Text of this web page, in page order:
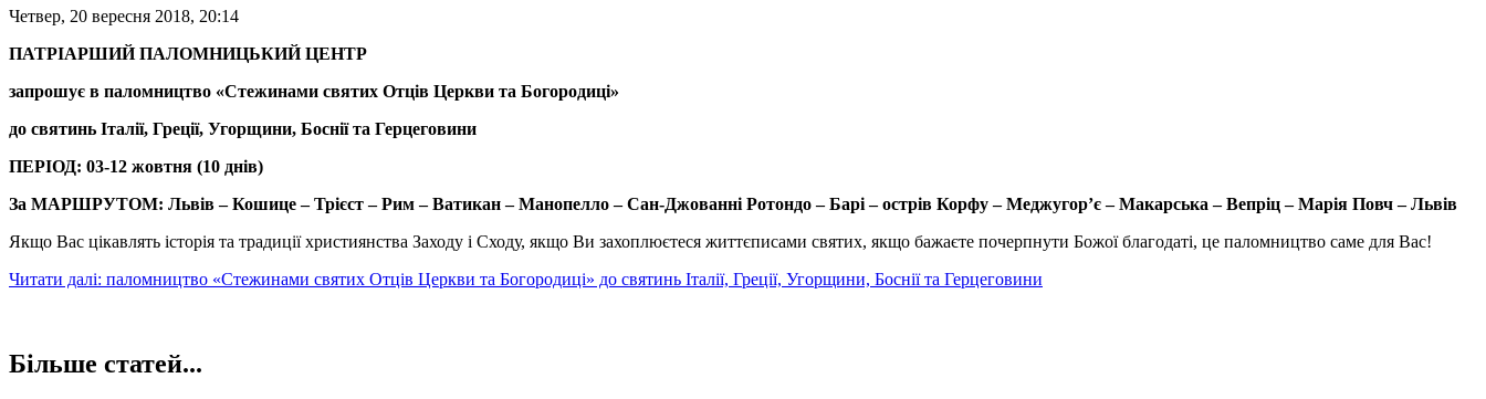
Четвер, 20 вересня 2018, 20:14
ПАТРІАРШИЙ ПАЛОМНИЦЬКИЙ ЦЕНТР
запрошує в паломництво «Стежинами святих Отців Церкви та Богородиці»
до святинь Італії, Греції, Угорщини, Боснії та Герцеговини
ПЕРІОД: 03-12 жовтня (10 днів)
За МАРШРУТОМ: Львів – Кошице – Трієст – Рим – Ватикан –Манопелло– Сан-Джованні Ротондо – Барі – острів Корфу –Меджугор’є–Макарська –Вепріц– Марія Повч– Львів
Якщо Вас цікавлять історія та традиції християнства Заходу і Сходу, якщо Ви захоплюєтеся життєписами святих, якщо бажаєте почерпнути Божої благодаті, це паломництво саме для Вас!
Читати далі: паломництво «Стежинами святих Отців Церкви та Богородиці» до святинь Італії, Греції, Угорщини, Боснії та Герцеговини
Більше статей...